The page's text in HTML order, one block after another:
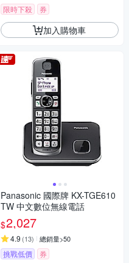
限時下殺 券
加入購物車
Panasonic 國際牌 KX-TGE610
TW 中文數位無線電話
$2,027
4.9 (13) 總銷量>50
挑戰低價 券